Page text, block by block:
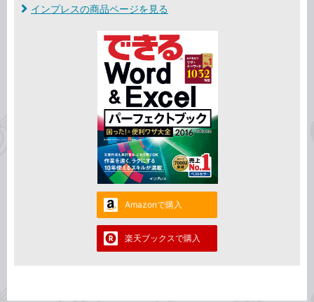
インプレスの商品ページを見る
Amazonで購入
楽天ブックスで購入